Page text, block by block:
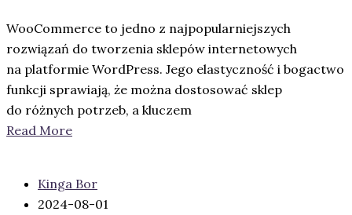
WooCommerce to jedno z najpopularniejszych
rozwiązań do tworzenia sklepów internetowych
na platformie WordPress. Jego elastyczność i bogactwo
funkcji sprawiają, że można dostosować sklep
do różnych potrzeb, a kluczem
Read More
Kinga Bor
2024-08-01